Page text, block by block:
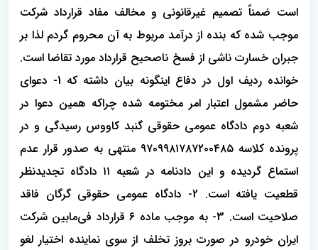
است ضمناً تصمیم غیرقانونی و مخالف مفاد قرارداد شرکت
موجب شده که بنده از درآمد مربوط به آن محروم گردم لذا بر
جبران خسارت ناشی از فسخ ناصحیح قرارداد مورد تقاضا است.
خوانده ردیف اول در دفاع اینگونه بیان داشته که 1- دعوای
حاضر مشمول اعتبار امر مختومه شده چراکه همین دعوا در
شعبه دوم دادگاه عمومی حقوقی گنبد کاووس رسیدگی و در
پرونده کلاسه ۹۷۰۹۹۸۱۷۸۷۲۰۰۴۸۵ منتهی به صدور قرار عدم
استماع گردیده و این دادنامه در شعبه ۱۱ دادگاه تجدیدنظر
قطعیت یافته است. 2- دادگاه عمومی حقوقی گرگان فاقد
صلاحیت است. 3- به موجب ماده ۶ قرارداد فی‌مابین شرکت
ایران خودرو در صورت بروز تخلف از سوی نماینده اختیار لغو